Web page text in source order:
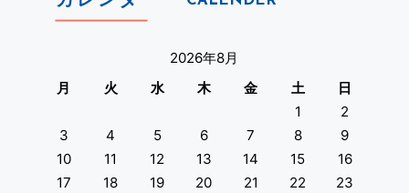
2026年8月
月
火 水 木 金 土
日
1
2
3
4 5 6 7 8
9
10
11 12 13 14 15
16
17
18 19 20 21 22
23